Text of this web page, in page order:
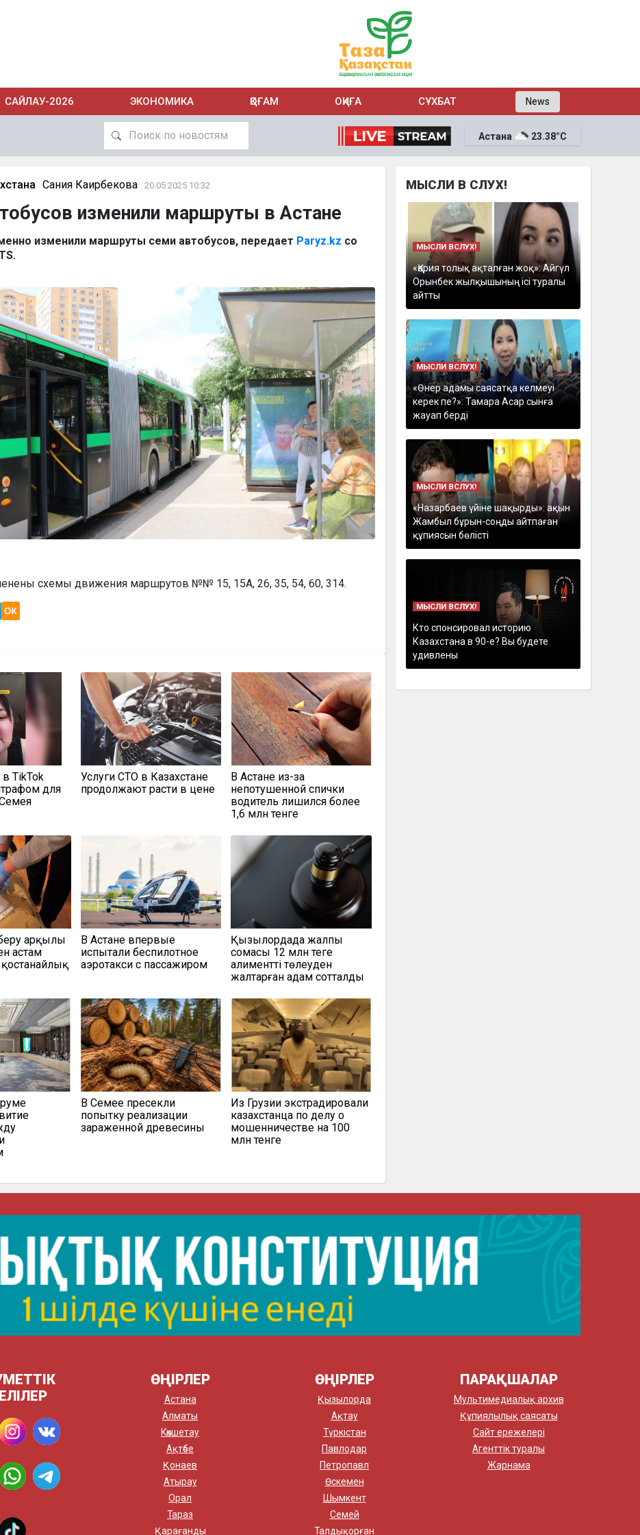
САЙЛАУ-2026 ЭКОНОМИКА ҚОҒАМ ОҚИҒА СҰХБАТ News
Астана 23.38°C
Сания Каирбекова 20.05.2025 10:32
изменили маршруты в Астане
изменили маршруты семи автобусов, передает Paryz.kz со
схемы движения маршрутов №№ 15, 15A, 26, 35, 54, 60, 314.
TikTok
для
Услуги СТО в Казахстане
продолжают расти в цене
В Астане из-за
непотушенной спички
водитель лишился более
1,6 млн тенге
арқылы
астам
В Астане впервые
испытали беспилотное
аэротакси с пассажиром
Қызылордада жалпы
сомасы 12 млн теңге
алиментті төлеуден
жалтарған адам сотталды
В Семее пресекли
попытку реализации
зараженной древесины
Из Грузии экстрадировали
казахстанца по делу о
мошенничестве на 100
млн тенге
МЫСЛИ В СЛУХ!
МЫСЛИ ВСЛУХ!
«Қария толық ақталған жоқ»: Айгүл
Орынбек жылқышының ісі туралы
айтты
МЫСЛИ ВСЛУХ!
«Өнер адамы саясатқа келмеуі
керек пе?»: Тамара Асар сынға
жауап берді
МЫСЛИ ВСЛУХ!
«Назарбаев үйіне шақырды»: ақын
Жамбыл бұрын-соңды айтпаған
құпиясын бөлісті
МЫСЛИ ВСЛУХ!
Кто спонсировал историю
Казахстана в 90-е? Вы будете
удивлены
ӨҢІРЛЕР
Астана
Алматы
Көкшетау
Ақтөбе
Қонаев
Атырау
Орал
Тараз
Қарағанды
ӨҢІРЛЕР
Қызылорда
Ақтау
Түркістан
Павлодар
Петропавл
Өскемен
Шымкент
Семей
Талдықорған
ПАРАҚШАЛАР
Мультимедиалық архив
Құпиялылық саясаты
Сайт ережелері
Агенттік туралы
Жарнама